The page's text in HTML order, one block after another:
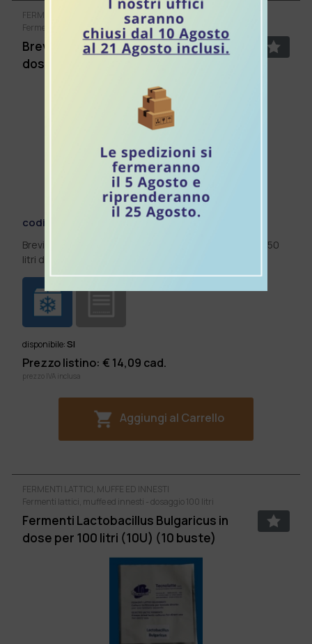
FERMENTI LATTICI, MUFFE ED INNESTI
Fermenti lattici, muffe ed innesti - dosaggio 50 litri
Brevibacterium Linens - Fermento rosso
dose per 50 litri - 5U (5 pezzi)
codice:
Brevibacterium Linens (Fermento rosso) in busta per 50
litri di latte
disponibile:SI
Prezzo listino: € 14,09 cad.
prezzo IVA inclusa
Aggiungi al Carrello
FERMENTI LATTICI, MUFFE ED INNESTI
Fermenti lattici, muffe ed innesti - dosaggio 100 litri
Fermenti Lactobacillus Bulgaricus in
dose per 100 litri (10U) (10 buste)